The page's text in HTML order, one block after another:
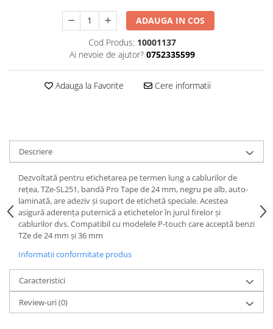
ADAUGA IN COS
Cod Produs: 10001137
Ai nevoie de ajutor? 0752335599
Adauga la Favorite Cere informatii
Descriere
Dezvoltată pentru etichetarea pe termen lung a cablurilor de
rețea, TZe-SL251, bandă Pro Tape de 24 mm, negru pe alb, auto-
laminată, are adeziv și suport de etichetă speciale. Acestea
asigură aderența puternică a etichetelor în jurul firelor și
cablurilor dvs. Compatibil cu modelele P-touch care acceptă benzi
TZe de 24 mm și 36 mm
Informatii conformitate produs
Caracteristici
Review-uri(0)